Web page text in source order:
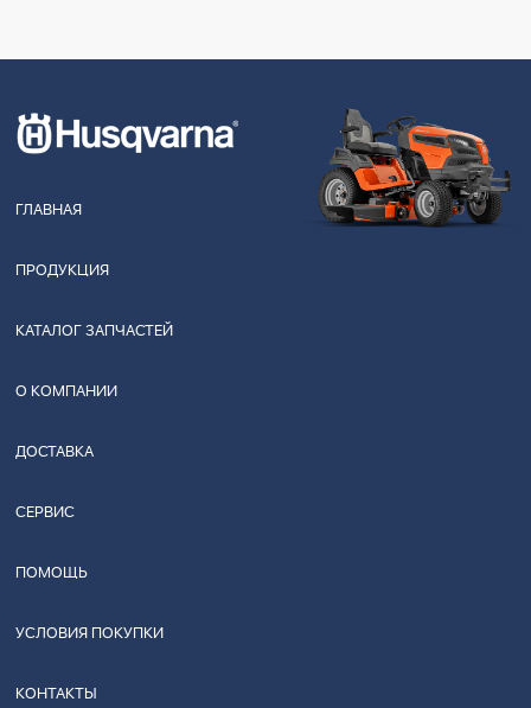
ГЛАВНАЯ
ПРОДУКЦИЯ
КАТАЛОГ ЗАПЧАСТЕЙ
О КОМПАНИИ
ДОСТАВКА
СЕРВИС
ПОМОЩЬ
УСЛОВИЯ ПОКУПКИ
КОНТАКТЫ